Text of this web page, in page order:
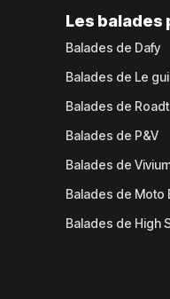
Les balades
Balades de Dafy
Balades de Le
Balades de
Balades de P&V
Balades de
Balades de Moto
Balades de High